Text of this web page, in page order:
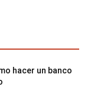
hacer un banco